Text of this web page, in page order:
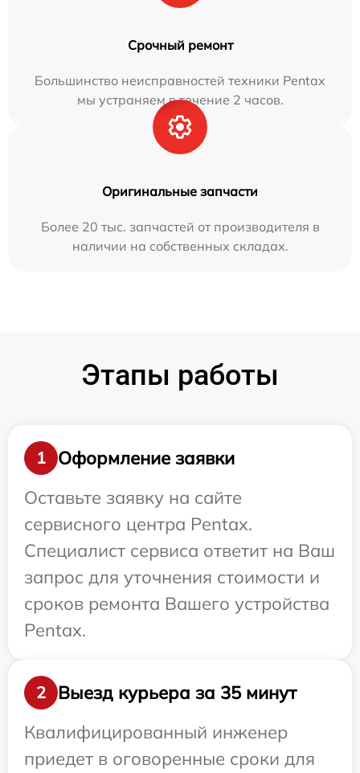
Срочный ремонт
Большинство неисправностей техники Pentax
мы устраняем в течение 2 часов.
Оригинальные запчасти
Более 20 тыс. запчастей от производителя в
наличии на собственных складах.
Этапы работы
1
Оформление заявки
Оставьте заявку на сайте
сервисного центра Pentax.
Специалист сервиса ответит на Ваш
запрос для уточнения стоимости и
сроков ремонта Вашего устройства
Pentax.
2
Выезд курьера за 35 минут
Квалифицированный инженер
приедет в оговоренные сроки для